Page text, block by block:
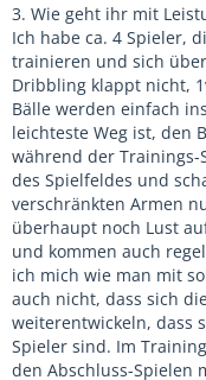
3. Wie geht ihr mit
Ich habe ca. 4 Spieler,
trainieren und sich
Dribbling klappt nicht,
Bälle werden einfach
leichteste Weg ist, den
während der
des Spielfeldes und
verschränkten Armen
überhaupt noch Lust
und kommen auch
ich mich wie man mit
auch nicht, dass sich
weiterentwickeln, dass
Spieler sind. Im
den Abschluss-Spielen